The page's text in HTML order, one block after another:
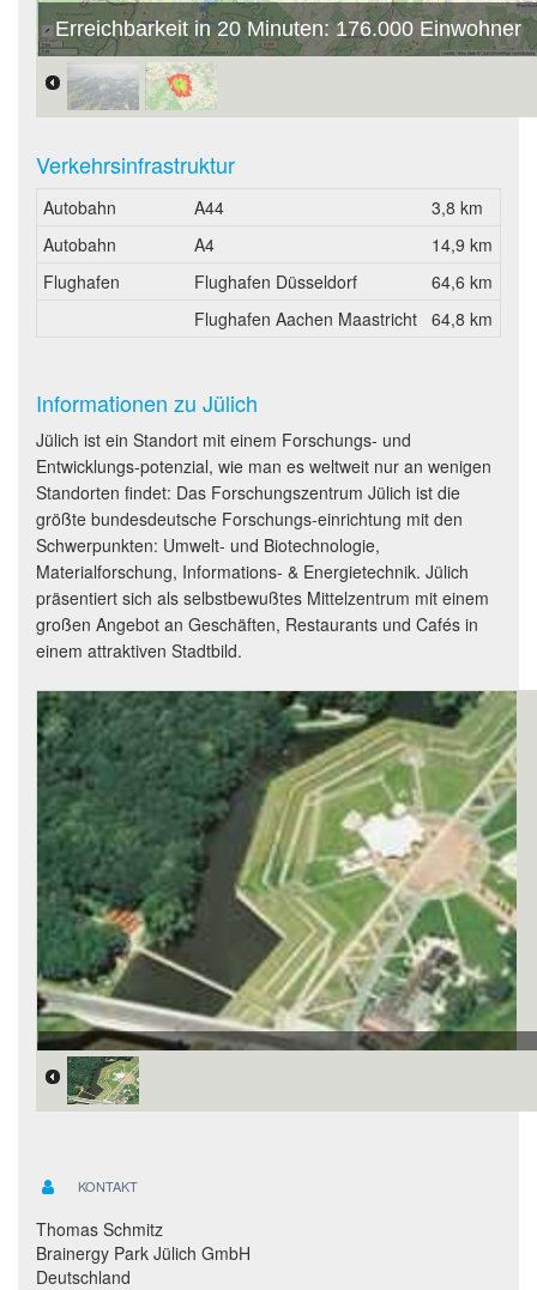
Erreichbarkeit in 20 Minuten: 176.000 Einwohner
Verkehrsinfrastruktur
Autobahn A44
3,8 km
Autobahn
A4
14,9 km
Flughafen
Flughafen Düsseldorf
64,6 km
Flughafen Aachen Maastricht 64,8 km
Informationen zu Jülich
Jülich ist ein Standort mit einem Forschungs- und
Entwicklungs-potenzial, wie man es weltweit nur an wenigen
Standorten findet: Das Forschungszentrum Jülich ist die
größte bundesdeutsche Forschungs-einrichtung mit den
Schwerpunkten: Umwelt- und Biotechnologie,
Materialforschung, Informations- & Energietechnik. Jülich
präsentiert sich als selbstbewußtes Mittelzentrum mit einem
großen Angebot an Geschäften, Restaurants und Cafés in
einem attraktiven Stadtbild.
KONTAKT
Thomas Schmitz
Brainergy Park Jülich GmbH
Deutschland